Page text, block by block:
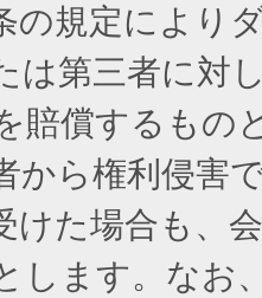
規定により
は第三者に対
賠償するもの
から権利侵害
けた場合も、
します。なお